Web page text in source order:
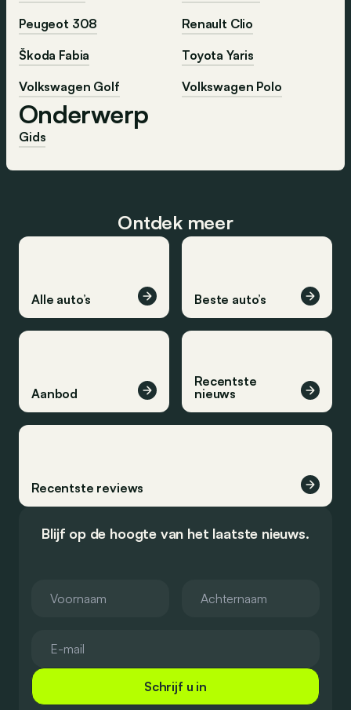
Peugeot 308
Renault Clio
Škoda Fabia
Toyota Yaris
Volkswagen Golf
Volkswagen Polo
Onderwerp
Gids
Ontdek meer
Alle auto’s Beste auto’s
Aanbod
Recentste
nieuws
Recentste reviews
Blijf op de hoogte van het laatste nieuws.
Schrijf u in